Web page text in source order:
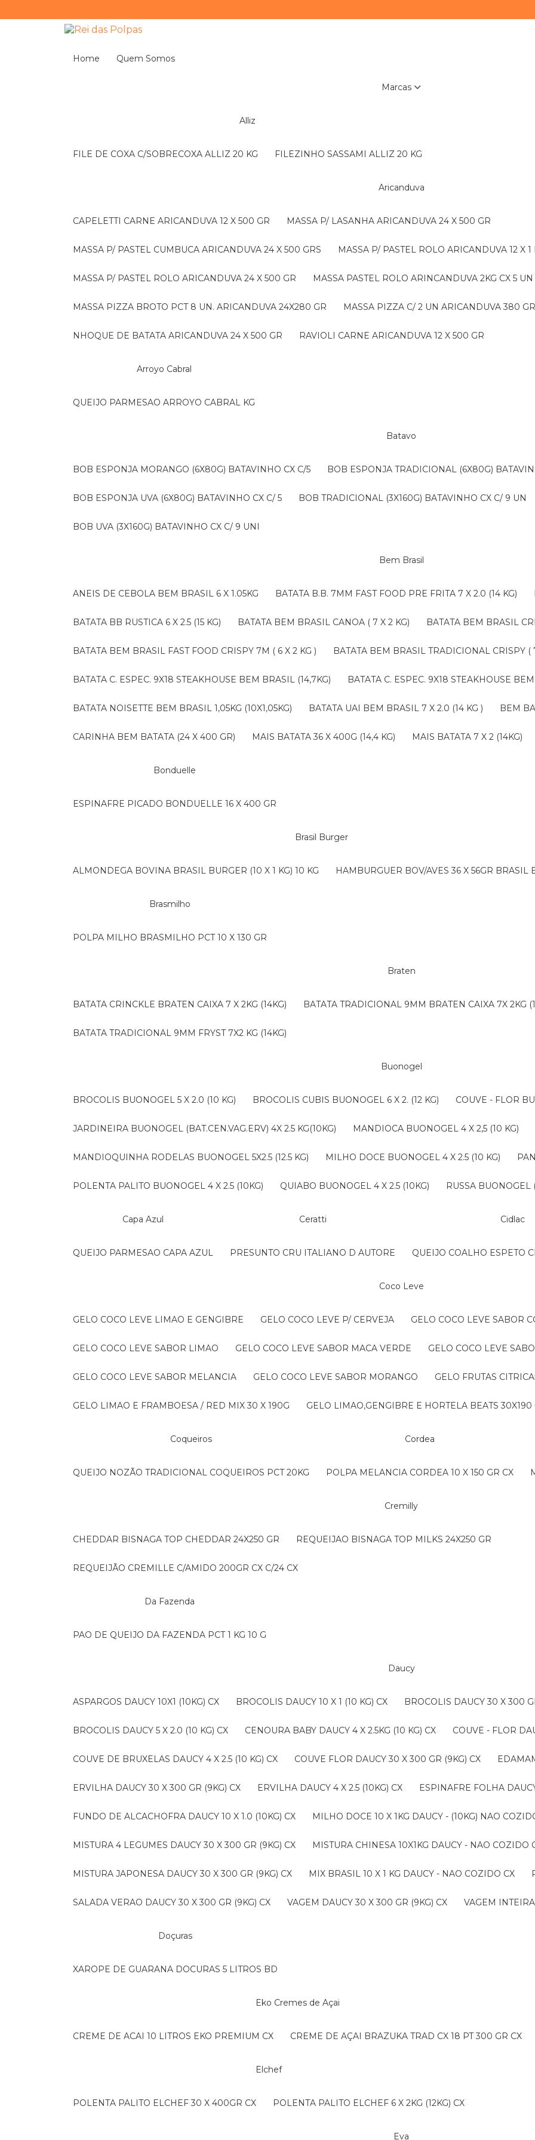
Home Quem Somos
Marcas
Alliz
FILE DE COXA C/SOBRECOXA ALLIZ 20 KG FILEZINHO SASSAMI ALLIZ 20 KG
Aricanduva
CAPELETTI CARNE ARICANDUVA 12 X 500 GR MASSA P/ LASANHA ARICANDUVA 24 X 500 GR
MASSA P/ PASTEL CUMBUCA ARICANDUVA 24 X 500 GRS MASSA P/ PASTEL ROLO ARICANDUVA 12 X 1
MASSA P/ PASTEL ROLO ARICANDUVA 24 X 500 GR MASSA PASTEL ROLO ARINCANDUVA 2KG CX 5 UN
MASSA PIZZA BROTO PCT 8 UN. ARICANDUVA 24X280 GR MASSA PIZZA C/ 2 UN ARICANDUVA 380 GR
NHOQUE DE BATATA ARICANDUVA 24 X 500 GR RAVIOLI CARNE ARICANDUVA 12 X 500 GR
Arroyo Cabral
QUEIJO PARMESAO ARROYO CABRAL KG
Batavo
BOB ESPONJA MORANGO (6X80G) BATAVINHO CX C/5 BOB ESPONJA TRADICIONAL (6X80G)
BOB ESPONJA UVA (6X80G) BATAVINHO CX C/ 5 BOB TRADICIONAL (3X160G) BATAVINHO CX C/ 9 UN
BOB UVA (3X160G) BATAVINHO CX C/ 9 UNI
Bem Brasil
ANEIS DE CEBOLA BEM BRASIL 6 X 1.05KG BATATA B.B. 7MM FAST FOOD PRE FRITA 7 X 2.0 (14 KG)
BATATA BB RUSTICA 6 X 2.5 (15 KG) BATATA BEM BRASIL CANOA ( 7 X 2 KG) BATATA BEM BRASIL
BATATA BEM BRASIL FAST FOOD CRISPY 7M ( 6 X 2 KG ) BATATA BEM BRASIL TRADICIONAL CRISPY (
BATATA C. ESPEC. 9X18 STEAKHOUSE BEM BRASIL (14,7KG) BATATA C. ESPEC. 9X18 STEAKHOUSE
BATATA NOISETTE BEM BRASIL 1,05KG (10X1,05KG) BATATA UAI BEM BRASIL 7 X 2.0 (14 KG ) BEM
CARINHA BEM BATATA (24 X 400 GR) MAIS BATATA 36 X 400G (14,4 KG) MAIS BATATA 7 X 2 (14KG)
Bonduelle
ESPINAFRE PICADO BONDUELLE 16 X 400 GR
Brasil Burger
ALMONDEGA BOVINA BRASIL BURGER (10 X 1 KG) 10 KG HAMBURGUER BOV/AVES 36 X 56GR BRASIL
Brasmilho
POLPA MILHO BRASMILHO PCT 10 X 130 GR
Braten
BATATA CRINCKLE BRATEN CAIXA 7 X 2KG (14KG) BATATA TRADICIONAL 9MM BRATEN CAIXA 7X 2KG
BATATA TRADICIONAL 9MM FRYST 7X2 KG (14KG)
Buonogel
BROCOLIS BUONOGEL 5 X 2.0 (10 KG) BROCOLIS CUBIS BUONOGEL 6 X 2. (12 KG) COUVE - FLOR
JARDINEIRA BUONOGEL (BAT.CEN.VAG.ERV) 4X 2.5 KG(10KG) MANDIOCA BUONOGEL 4 X 2,5 (10 KG)
MANDIOQUINHA RODELAS BUONOGEL 5X2.5 (12.5 KG) MILHO DOCE BUONOGEL 4 X 2.5 (10 KG)
POLENTA PALITO BUONOGEL 4 X 2.5 (10KG) QUIABO BUONOGEL 4 X 2.5 (10KG) RUSSA
Capa Azul
QUEIJO PARMESAO CAPA AZUL
Ceratti
PRESUNTO CRU ITALIANO D AUTORE
Cidlac
QUEIJO COALHO ESPETO
Coco Leve
GELO COCO LEVE LIMAO E GENGIBRE GELO COCO LEVE P/ CERVEJA GELO COCO LEVE SABOR
GELO COCO LEVE SABOR LIMAO GELO COCO LEVE SABOR MACA VERDE GELO COCO LEVE
GELO COCO LEVE SABOR MELANCIA GELO COCO LEVE SABOR MORANGO GELO FRUTAS
GELO LIMAO E FRAMBOESA / RED MIX 30 X 190G GELO LIMAO,GENGIBRE E HORTELA BEATS 30X190
Coqueiros
QUEIJO NOZÃO TRADICIONAL COQUEIROS PCT 20KG
Cordea
POLPA MELANCIA CORDEA 10 X 150 GR CX
Cremilly
CHEDDAR BISNAGA TOP CHEDDAR 24X250 GR REQUEIJAO BISNAGA TOP MILKS 24X250 GR
REQUEIJÃO CREMILLE C/AMIDO 200GR CX C/24 CX
Da Fazenda
PAO DE QUEIJO DA FAZENDA PCT 1 KG 10 G
Daucy
ASPARGOS DAUCY 10X1 (10KG) CX BROCOLIS DAUCY 10 X 1 (10 KG) CX BROCOLIS DAUCY 30 X 300
BROCOLIS DAUCY 5 X 2.0 (10 KG) CX CENOURA BABY DAUCY 4 X 2.5KG (10 KG) CX COUVE - FLOR
COUVE DE BRUXELAS DAUCY 4 X 2.5 (10 KG) CX COUVE FLOR DAUCY 30 X 300 GR (9KG) CX
ERVILHA DAUCY 30 X 300 GR (9KG) CX ERVILHA DAUCY 4 X 2.5 (10KG) CX ESPINAFRE FOLHA
FUNDO DE ALCACHOFRA DAUCY 10 X 1.0 (10KG) CX MILHO DOCE 10 X 1KG DAUCY - (10KG) NAO
MISTURA 4 LEGUMES DAUCY 30 X 300 GR (9KG) CX MISTURA CHINESA 10X1KG DAUCY - NAO COZIDO
MISTURA JAPONESA DAUCY 30 X 300 GR (9KG) CX MIX BRASIL 10 X 1 KG DAUCY - NAO COZIDO CX
SALADA VERAO DAUCY 30 X 300 GR (9KG) CX VAGEM DAUCY 30 X 300 GR (9KG) CX VAGEM
Doçuras
XAROPE DE GUARANA DOCURAS 5 LITROS BD
Eko Cremes de Açai
CREME DE ACAI 10 LITROS EKO PREMIUM CX CREME DE AÇAI BRAZUKA TRAD CX 18 PT 300 GR CX
Elchef
POLENTA PALITO ELCHEF 30 X 400GR CX POLENTA PALITO ELCHEF 6 X 2KG (12KG) CX
Eva